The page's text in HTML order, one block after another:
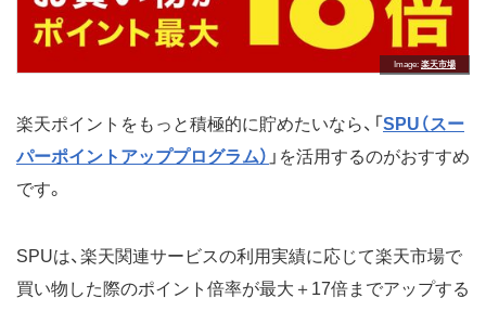
Image 楽天市場
楽天ポイントをもっと積極的に貯めたいなら、「 SPU（スー
パーポイントアッププログラム） 」を活用するのがおすすめ
です。
SPUは、楽天関連サービスの利用実績に応じて楽天市場で
買い物した際のポイント倍率が最大＋17倍までアップする